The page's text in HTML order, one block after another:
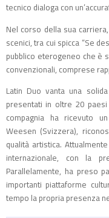
tecnico dialoga con
Nel corso della sua
scenici, tra cui spicca “Se
pubblico eterogeneo che è
convenzionali, comprese
Latin Duo vanta una
presentati in oltre 20
compagnia ha ricevuto
Weesen (Svizzera),
qualità artistica.
internazionale, con la
Parallelamente, ha preso
importanti piattaforme
tempo la propria presenza